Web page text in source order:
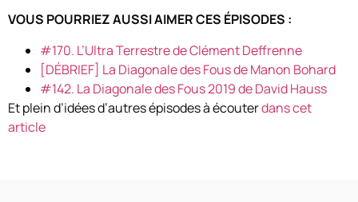
VOUS POURRIEZ AUSSI AIMER CES ÉPISODES :
#170. L’Ultra Terrestre de Clément Deffrenne
[DÉBRIEF] La Diagonale des Fous de Manon Bohard
#142. La Diagonale des Fous 2019 de David Hauss
Et plein d’idées d’autres épisodes à écouterdans cet
article